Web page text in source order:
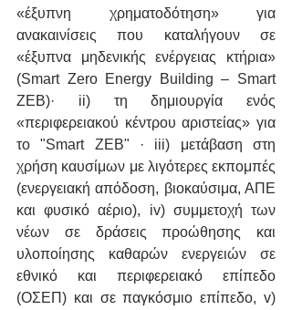
«έξυπνη χρηματοδότηση» για
ανακαινίσεις που καταλήγουν σε
«έξυπνα μηδενικής ενέργειας κτήρια»
(Smart Zero Energy Building – Smart
ZEB)· ii) τη δημιουργία ενός
«περιφερειακού κέντρου αριστείας» για
το "Smart ZEB" · iii) μετάβαση στη
χρήση καυσίμων με λιγότερες εκπομπές
(ενεργειακή απόδοση, βιοκαύσιμα, ΑΠΕ
και φυσικό αέριο), iv) συμμετοχή των
νέων σε δράσεις προώθησης και
υλοποίησης καθαρών ενεργειών σε
εθνικό και περιφερειακό επίπεδο
(ΟΣΕΠ) και σε παγκόσμιο επίπεδο, v)